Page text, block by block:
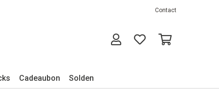
Contact
Cadeaubon Solden